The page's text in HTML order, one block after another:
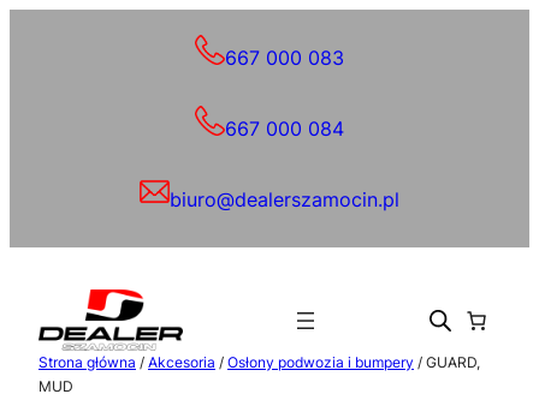
667 000 083
667 000 084
biuro@dealerszamocin.pl
Strona główna / Akcesoria / Osłony podwozia i bumpery / GUARD,
MUD